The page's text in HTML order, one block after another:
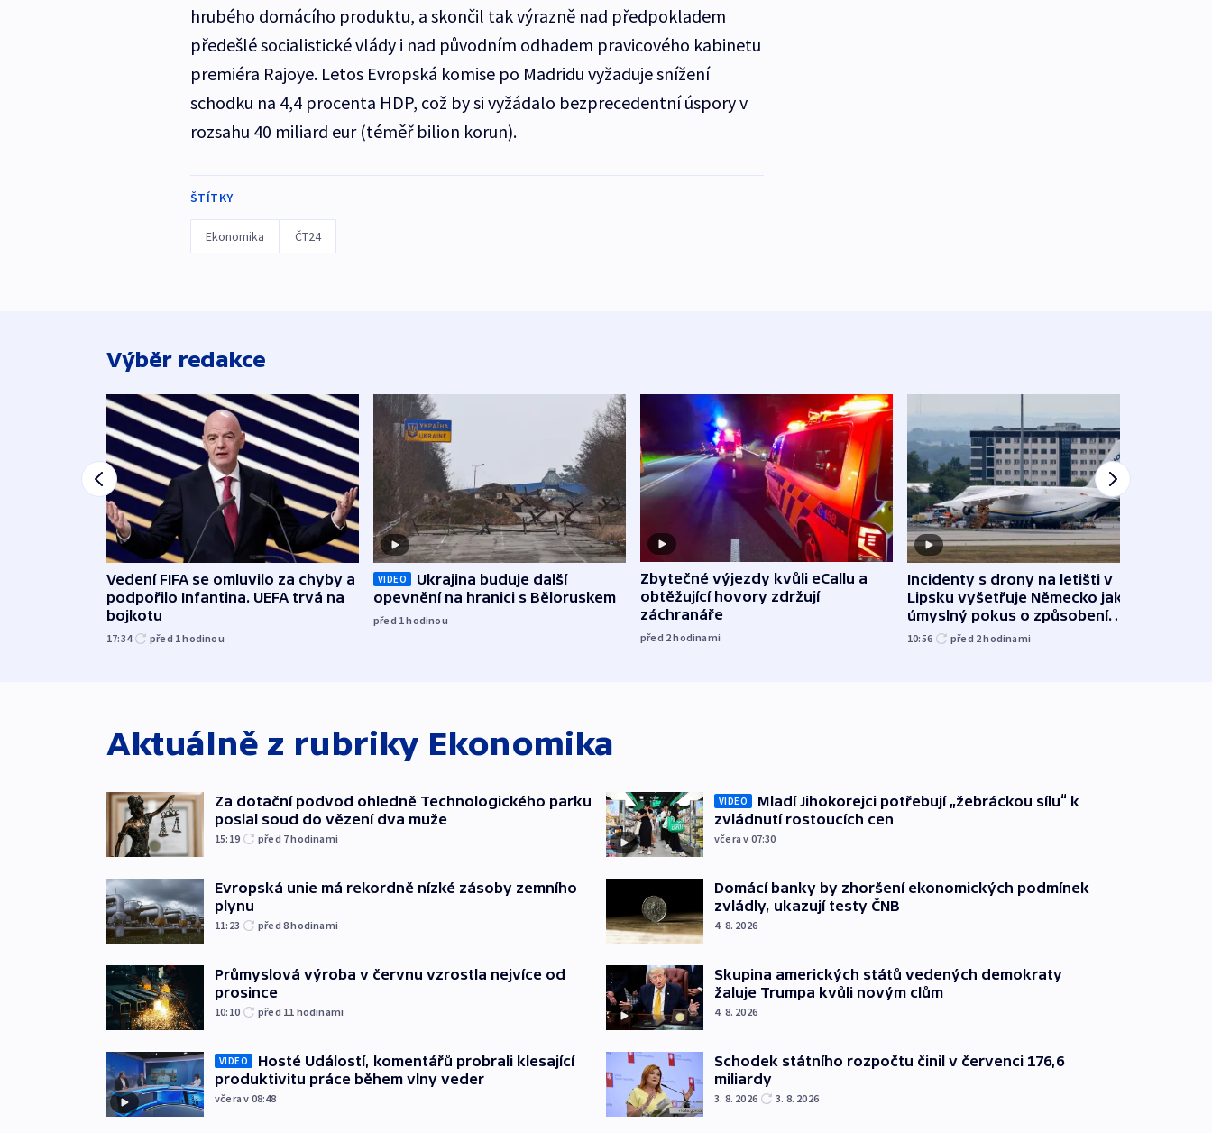
hrubého domácího produktu, a skončil tak výrazně nad předpokladem
předešlé socialistické vlády i nad původním odhadem pravicového kabinetu
premiéra Rajoye. Letos Evropská komise po Madridu vyžaduje snížení
schodku na 4,4 procenta HDP, což by si vyžádalo bezprecedentní úspory v
rozsahu 40 miliard eur (téměř bilion korun).
ŠTÍTKY
Ekonomika ČT24
Výběr redakce
Vedení FIFA se omluvilo za chyby a
podpořilo Infantina. UEFA trvá na
bojkotu
17:34 před 1hodinou
VIDEO
Ukrajina buduje další
opevnění na hranici s Běloruskem
před 1hodinou
Zbytečné výjezdy kvůli eCallu a
obtěžující hovory zdržují
záchranáře
před 2hodinami
Incidenty s drony na letišti v
Lipsku vyšetřuje Německo jako
úmyslný pokus o způsobení
exploze
10:56 před 2hodinami
Aktuálně z rubriky Ekonomika
Za dotační podvod ohledně Technologického parku
poslal soud do vězení dva muže
15:19 před 7hodinami
Evropská unie má rekordně nízké zásoby zemního
plynu
11:23 před 8hodinami
Průmyslová výroba v červnu vzrostla nejvíce od
prosince
10:10 před 11 hodinami
VIDEO
Hosté Událostí, komentářů probrali klesající
produktivitu práce během vlny veder
včera v 08:48
VIDEO
Mladí Jihokorejci potřebují „žebráckou sílu“ k
zvládnutí rostoucích cen
včera v 07:30
Domácí banky by zhoršení ekonomických podmínek
zvládly, ukazují testy ČNB
4. 8. 2026
Skupina amerických států vedených demokraty
žaluje Trumpa kvůli novým clům
4. 8. 2026
Schodek státního rozpočtu činil v červenci 176,6
miliardy
3. 8. 2026 3. 8. 2026